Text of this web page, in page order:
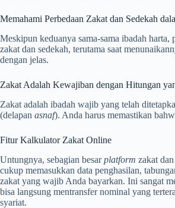
Memahami Perbedaan Zakat dan Sedekah
Meskipun keduanya sama-sama ibadah
zakat dan sedekah, terutama saat
dengan jelas.
Zakat Adalah Kewajiban dengan Hitungan
Zakat adalah ibadah wajib yang telah
(delapan asnaf). Anda harus memastikan
Fitur Kalkulator Zakat Online
Untungnya, sebagian besarplatform zakat
cukup memasukkan data penghasilan,
zakat yang wajib Anda bayarkan. Ini sangat
bisa langsung mentransfer nominal yang
syariat.